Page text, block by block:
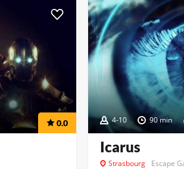
0.0 4-10 90 min
Icarus
Strasbourg Escape